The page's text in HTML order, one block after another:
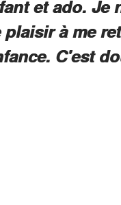
et ado. Je
à me
C'est